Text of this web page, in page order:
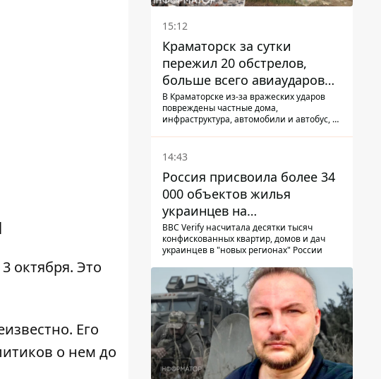
октября. Это
Его
о нем до
15:12
Краматорск за сутки
пережил 20 обстрелов,
больше всего авиаударов
КАБ-250
В Краматорске из-за вражеских ударов
повреждены частные дома,
инфраструктура, автомобили и автобус, а
14:43
Россия присвоила более 34
000 объектов жилья
украинцев на
оккупированных
территориях -
BBC Verify насчитала десятки тысяч
конфискованных квартир, домов и дач
украинцев в "новых регионах" России